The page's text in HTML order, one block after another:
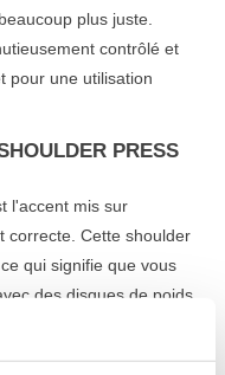
plus juste.
contrôlé et
pour une utilisation
PRESS
l'accent mis sur
correcte. Cette shoulder
qui signifie que vous
des disques de poids
sur l'intensité et vous